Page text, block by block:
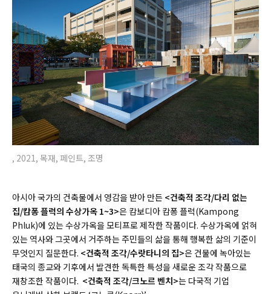
, 2021, 목재, 페인트, 조명
아시아 국가의 건축물에서 영감을 받아 만든 <건축적 조각/다리 없는
집/캄퐁 플럭의 수상가옥 1~3>은 캄보디아 캄퐁 플럭(Kampong
Phluk)에 있는 수상가옥을 모티프로 제작한 작품이다. 수상가옥에 얽혀
있는 역사와 그곳에서 거주하는 주민들의 삶을 통해 행복한 삶의 기준이
무엇인지 질문한다. <건축적 조각/수랏타니의 집>은 건물에 녹아있는
태국의 종교와 기후에서 발견한 독특한 특성을 새로운 조각 작품으로
재창조한 작품이다. <건축적 조각/크노르 벤치>는 다국적 기업